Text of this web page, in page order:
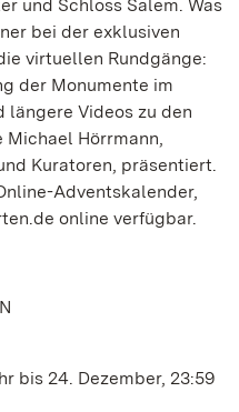
und Schloss Salem. Was
bei der exklusiven
virtuellen Rundgänge:
der Monumente im
längere Videos zu den
Michael Hörrmann,
Kuratoren, präsentiert.
Adventskalender,
online verfügbar.
bis 24. Dezember, 23:59